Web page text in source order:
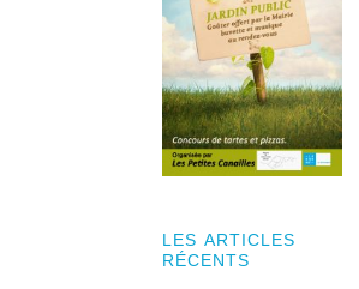
LES ARTICLES
RÉCENTS